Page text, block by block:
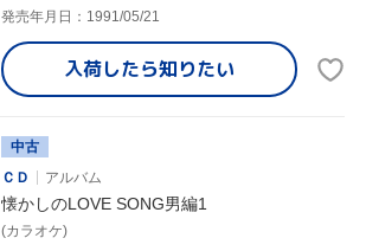
発売年月日：1991/05/21
入荷したら知りたい
中古
ＣＤ
アルバム
懐かしのLOVE SONG男編1
(カラオケ)